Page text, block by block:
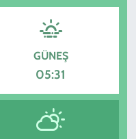
GÜNEŞ
05:31